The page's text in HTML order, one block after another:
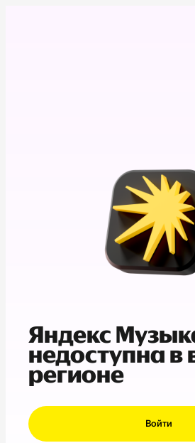
Яндекс
недоступна
регионе
Войти